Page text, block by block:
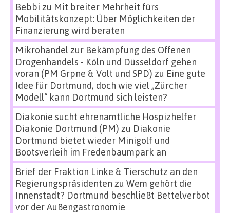
Bebbi zu Mit breiter Mehrheit fürs
Mobilitätskonzept: Über Möglichkeiten der
Finanzierung wird beraten
Mikrohandel zur Bekämpfung des Offenen
Drogenhandels - Köln und Düsseldorf gehen
voran (PM Grpne & Volt und SPD) zu Eine gute
Idee für Dortmund, doch wie viel „Zürcher
Modell“ kann Dortmund sich leisten?
Diakonie sucht ehrenamtliche Hospizhelfer
Diakonie Dortmund (PM) zu Diakonie
Dortmund bietet wieder Minigolf und
Bootsverleih im Fredenbaumpark an
Brief der Fraktion Linke & Tierschutz an den
Regierungspräsidenten zu Wem gehört die
Innenstadt? Dortmund beschließt Bettelverbot
vor der Außengastronomie